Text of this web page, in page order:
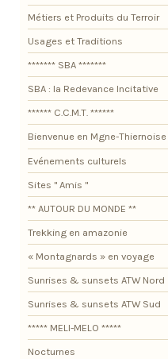
Métiers et Produits du Terroir
Usages et Traditions
******* SBA *******
SBA : la Redevance Incitative
****** C.C.M.T. ******
Bienvenue en Mgne-Thiernoise
Evénements culturels
Sites " Amis "
** AUTOUR DU MONDE **
Trekking en amazonie
« Montagnards » en voyage
Sunrises & sunsets ATW Nord
Sunrises & sunsets ATW Sud
***** MELI-MELO *****
Nocturnes